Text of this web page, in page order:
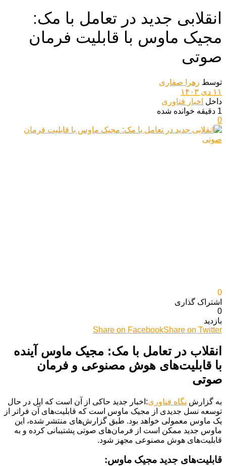
انقلابی جدید در تعامل با مک:
مجیک ماوس با قابلیت فرمان
صوتی
توسط زهرا صفاری
۱۱ دی ۱۴۰۳
داخل اخبار فناوری
1 دقیقه خوانده شده
0
0
اشتراک گذاری‌
0
بازدید
Share on FacebookShare on Twitter
انقلاب در تعامل با مک: مجیک ماوس آینده
با قابلیت‌های هوش مصنوعی و فرمان
صوتی
به گزارش نگاه فناوری:اخبار جدید حاکی از آن است که اپل در حال
توسعه نسل جدیدی از مجیک ماوس است که قابلیت‌های آن فراتر از
یک ماوس معمولی خواهد بود. طبق گزارش‌های منتشر شده، این
ماوس جدید ممکن است از فرمان‌های صوتی پشتیبانی کرده و به
قابلیت‌های هوش مصنوعی مجهز شود.
قابلیت‌های جدید مجیک ماوس: